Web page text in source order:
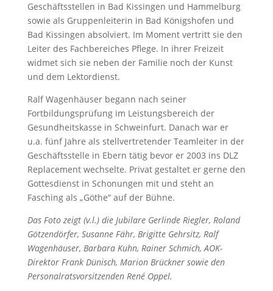
Geschäftsstellen in Bad Kissingen und Hammelburg
sowie als Gruppenleiterin in Bad Königshofen und
Bad Kissingen absolviert. Im Moment vertritt sie den
Leiter des Fachbereiches Pflege. In ihrer Freizeit
widmet sich sie neben der Familie noch der Kunst
und dem Lektordienst.
Ralf Wagenhäuser begann nach seiner
Fortbildungsprüfung im Leistungsbereich der
Gesundheitskasse in Schweinfurt. Danach war er
u.a. fünf Jahre als stellvertretender Teamleiter in der
Geschäftsstelle in Ebern tätig bevor er 2003 ins DLZ
Replacement wechselte. Privat gestaltet er gerne den
Gottesdienst in Schonungen mit und steht an
Fasching als „Göthe“ auf der Bühne.
Das Foto zeigt (v.l.) die Jubilare Gerlinde Riegler, Roland
Götzendörfer, Susanne Fähr, Brigitte Gehrsitz, Ralf
Wagenhäuser, Barbara Kuhn, Rainer Schmich, AOK-
Direktor Frank Dünisch, Marion Brückner sowie den
Personalratsvorsitzenden René Oppel.